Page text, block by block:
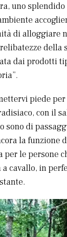
uno splendido
di alloggiare
della
dai prodotti
piede
con il
sono di
la funzione
per le persone
a cavallo, in